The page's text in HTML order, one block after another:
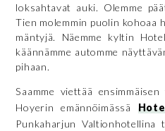
loksahtavat auki. Olemme
Tien molemmin puolin kohoaa
mäntyjä. Näemme kyltin
käännämme automme
pihaan.
Saamme viettää
Hoyerin emännöimässä
Punkaharjun